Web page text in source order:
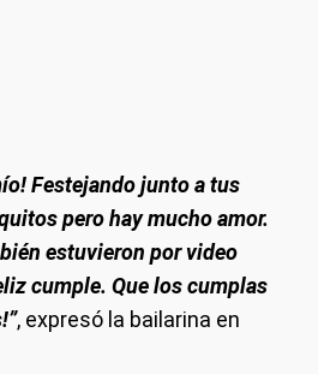
Festejando junto a tus
pero hay mucho amor.
estuvieron por video
cumple. Que los cumplas
, expresó la bailarina en